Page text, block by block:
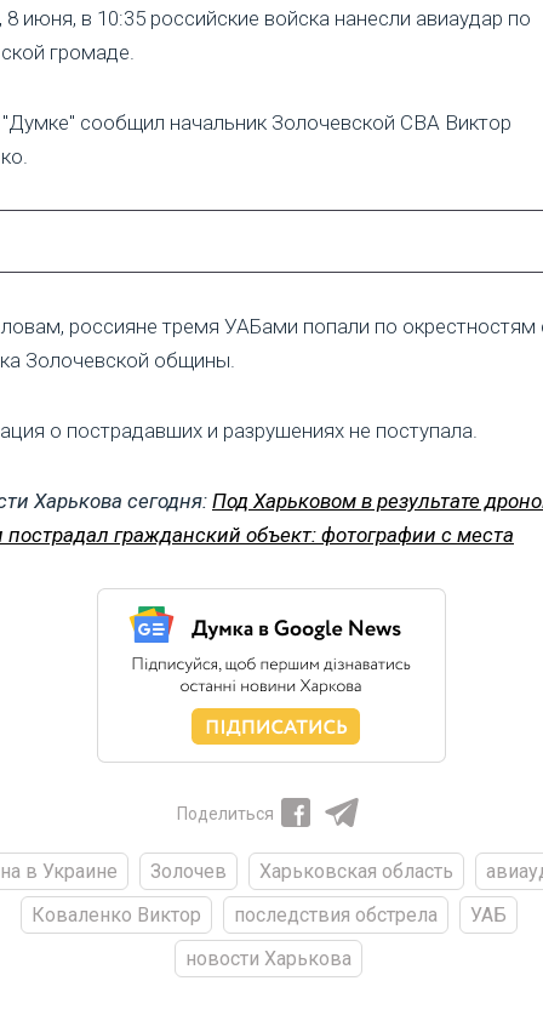
8 июня, в 10:35 российские войска нанесли авиаудар по
громаде.
сообщил начальник Золочевской СВА Виктор
россияне тремя УАБами попали по окрестностям
Золочевской общины.
о пострадавших и разрушениях не поступала.
Харькова сегодня: Под Харьковом в результате
пострадал гражданский объект: фотографии с места
Поделиться
в Украине Золочев Харьковская область
Коваленко Виктор
последствия обстрела
УАБ
новости Харькова